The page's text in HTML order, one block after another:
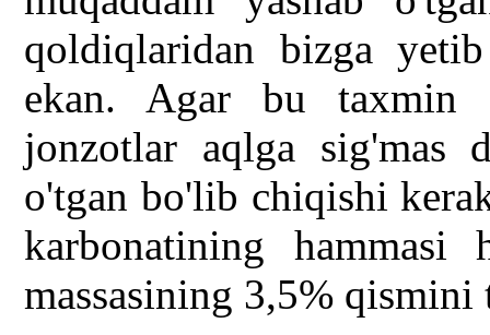
qoldiqlaridan bizga
ekan. Agar bu taxmin
jonzotlar aqlga sig'mas
o'tgan bo'lib chiqishi
karbonatining hammasi
massasining 3,5%